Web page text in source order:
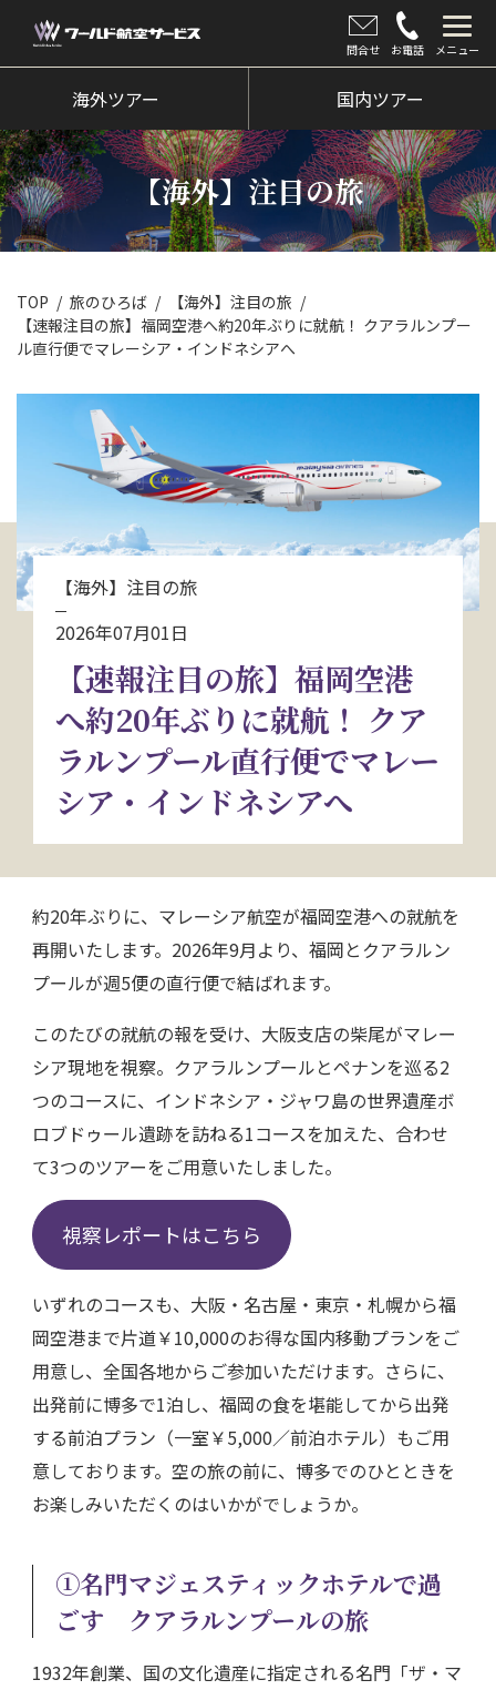
問合せ お電話 メニュー
海外ツアー
国内ツアー
クルーズツアー
ツアー催行状況
旅のひろば
イベント
新着情報
会社情報
お問い合わせ
電話にてお問い合わせ
検索
海外ツアー 国内ツアー
【海外】注目の旅
TOP 旅のひろば
【海外】注目の旅
【速報注目の旅】福岡空港へ約20年ぶりに就航！ クアラルンプー
ル直行便でマレーシア・インドネシアへ
【海外】注目の旅
2026年07月01日
【速報注目の旅】福岡空港
へ約20年ぶりに就航！ クア
ラルンプール直行便でマレー
シア・インドネシアへ
約20年ぶりに、マレーシア航空が福岡空港への就航を
再開いたします。2026年9月より、福岡とクアラルン
プールが週5便の直行便で結ばれます。
このたびの就航の報を受け、大阪支店の柴尾がマレー
シア現地を視察。クアラルンプールとペナンを巡る2
つのコースに、インドネシア・ジャワ島の世界遺産ボ
ロブドゥール遺跡を訪ねる1コースを加えた、合わせ
て3つのツアーをご用意いたしました。
視察レポートはこちら
いずれのコースも、大阪・名古屋・東京・札幌から福
岡空港まで片道￥10,000のお得な国内移動プランをご
用意し、全国各地からご参加いただけます。さらに、
出発前に博多で1泊し、福岡の食を堪能してから出発
する前泊プラン（一室￥5,000／前泊ホテル）もご用
意しております。空の旅の前に、博多でのひとときを
お楽しみいただくのはいかがでしょうか。
①名門マジェスティックホテルで過
ごす クアラルンプールの旅
1932年創業、国の文化遺産に指定される名門「ザ・マ